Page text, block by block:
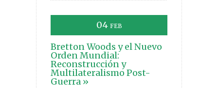
04 FEB
Bretton Woods y el Nuevo
Orden Mundial:
Reconstrucción y
Multilateralismo Post-
Guerra »